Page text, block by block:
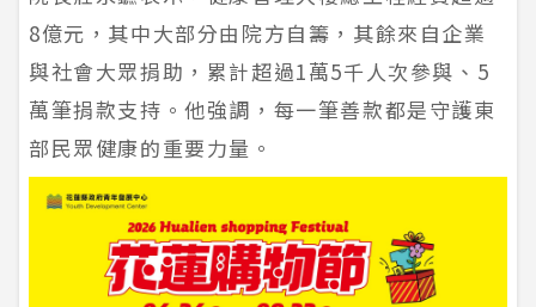
8億元，其中大部分由院方自籌，其餘來自企業
與社會大眾捐助，累計超過1萬5千人次參與、5
萬筆捐款支持。他強調，每一筆善款都是守護東
部民眾健康的重要力量。